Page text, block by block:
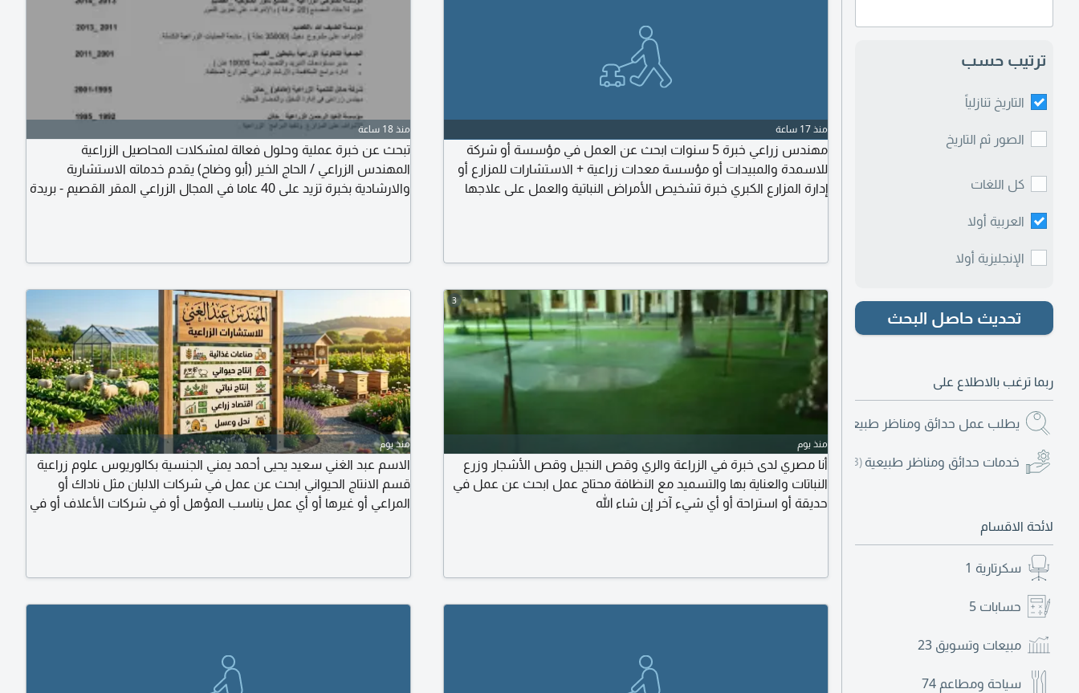
ترتيب حسب
التاريخ تنازلياً
الصور ثم التاريخ
كل اللغات
العربية أولا
الإنجليزية أولا
تحديث حاصل البحث
ربما ترغب بالاطلاع على
يطلب عمل حدائق ومناظر طبيعية
خدمات حدائق ومناظر طبيعية (13)
لائحة الاقسام
سكرتارية 1
حسابات 5
مبيعات وتسويق 23
سياحة ومطاعم 74
منذ 17 ساعة
مهندس زراعي خبرة 5 سنوات ابحث عن العمل في مؤسسة أو شركة
للاسمدة والمبيدات أو مؤسسة معدات زراعية + الاستشارات للمزارع أو
إدارة المزارع الكبري خبرة تشخيص الأمراض النباتية والعمل على علاجها
منذ 18 ساعة
تبحث عن خبرة عملية وحلول فعالة لمشكلات المحاصيل الزراعية
المهندس الزراعي / الحاج الخير (أبو وضاح) يقدم خدماته الاستشارية
والارشادية بخبرة تزيد على 40 عاما في المجال الزراعي المقر القصيم - بريدة
3
منذ يوم
أنا مصري لدى خبرة في الزراعة والري وقص النجيل وقص الأشجار وزرع
النباتات والعناية بها والتسميد مع النظافة محتاج عمل ابحث عن عمل في
حديقة أو استراحة أو أي شيء آخر إن شاء الله
منذ يوم
الاسم عبد الغني سعيد يحيى أحمد يمني الجنسية بكالوريوس علوم زراعية
قسم الانتاج الحيواني ابحث عن عمل في شركات الالبان مثل ناداك أو
المراعي أو غيرها أو أي عمل يناسب المؤهل أو في شركات الأعلاف أو في